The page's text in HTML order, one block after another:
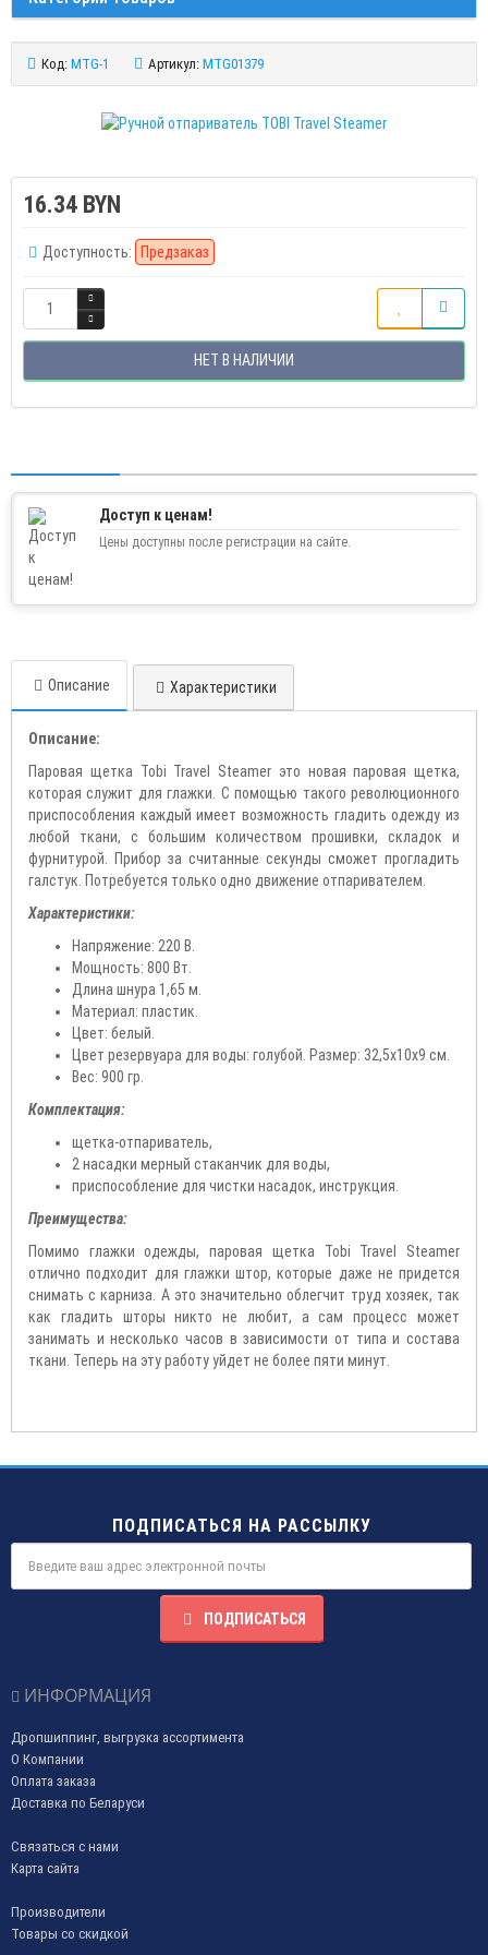
Код: MTG-1 Артикул: MTG01379
16.34 BYN
Доступность: Предзаказ
НЕТ В НАЛИЧИИ
Доступ к ценам!
Цены доступны после регистрации на сайте.
Описание Характеристики
Описание:
Паровая щетка Tobi Travel Steamer это новая паровая щетка,
которая служит для глажки. С помощью такого революционного
приспособления каждый имеет возможность гладить одежду из
любой ткани, с большим количеством прошивки, складок и
фурнитурой. Прибор за считанные секунды сможет прогладить
галстук. Потребуется только одно движение отпаривателем.
Характеристики:
Напряжение: 220 В.
Мощность: 800 Вт.
Длина шнура 1,65 м.
Материал: пластик.
Цвет: белый.
Цвет резервуара для воды: голубой. Размер: 32,5х10х9 см.
Вес: 900 гр.
Комплектация:
щетка-отпариватель,
2 насадки мерный стаканчик для воды,
приспособление для чистки насадок, инструкция.
Преимущества:
Помимо глажки одежды, паровая щетка Tobi Travel Steamer
отлично подходит для глажки штор, которые даже не придется
снимать с карниза. А это значительно облегчит труд хозяек, так
как гладить шторы никто не любит, а сам процесс может
занимать и несколько часов в зависимости от типа и состава
ткани. Теперь на эту работу уйдет не более пяти минут.
ПОДПИСАТЬСЯ НА РАССЫЛКУ
ПОДПИСАТЬСЯ
ИНФОРМАЦИЯ
Дропшиппинг, выгрузка ассортимента
О Компании
Оплата заказа
Доставка по Беларуси
Связаться с нами
Карта сайта
Производители
Товары со скидкой